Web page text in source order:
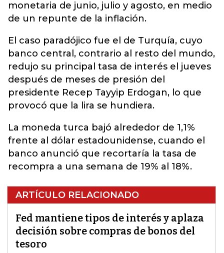
monetaria de junio, julio y agosto, en medio
de un repunte de la inflación.
El caso paradójico fue el de Turquía, cuyo
banco central, contrario al resto del mundo,
redujo su principal tasa de interés el jueves
después de meses de presión del
presidente Recep Tayyip Erdogan, lo que
provocó que la lira se hundiera.
La moneda turca bajó alrededor de 1,1%
frente al dólar estadounidense, cuando el
banco anunció que recortaría la tasa de
recompra a una semana de 19% al 18%.
ARTÍCULO RELACIONADO
Fed mantiene tipos de interés y aplaza
decisión sobre compras de bonos del
tesoro